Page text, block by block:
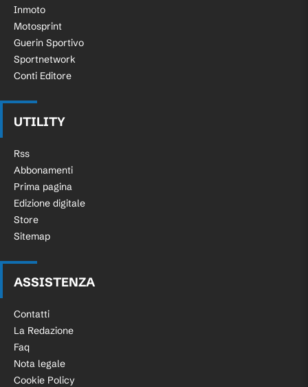
Inmoto
Motosprint
Guerin Sportivo
Sportnetwork
Conti Editore
UTILITY
Rss
Abbonamenti
Prima pagina
Edizione digitale
Store
Sitemap
ASSISTENZA
Contatti
La Redazione
Faq
Nota legale
Cookie Policy